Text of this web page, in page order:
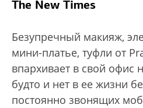
The New Times
Безупречный макияж,
мини-платье, туфли от
впархивает в свой офис
будто и нет в ее жизни
постоянно звонящих